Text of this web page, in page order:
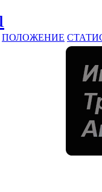
ПОЛОЖЕНИЕ